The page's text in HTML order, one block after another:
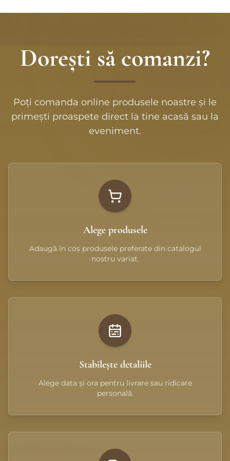
Dorești să comanzi?
Poți comanda online produsele noastre și le
primești proaspete direct la tine acasă sau la
eveniment.
Alege produsele
Adaugă în coș produsele preferate din catalogul
nostru variat.
Stabilește detaliile
Alege data și ora pentru livrare sau ridicare
personală.